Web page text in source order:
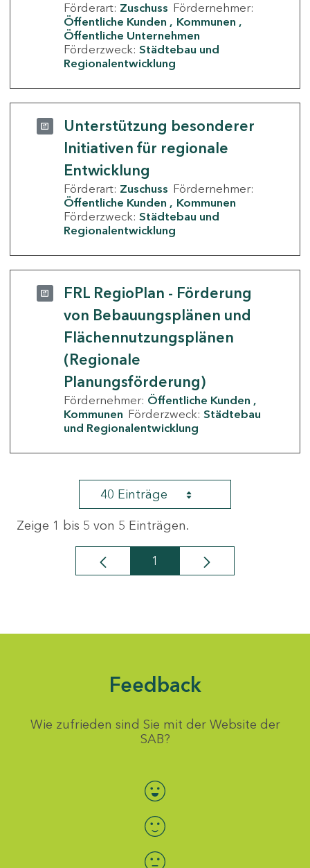
Förderart: Zuschuss Fördernehmer:
Öffentliche Kunden
Kommunen
Öffentliche Unternehmen
Förderzweck: Städtebau und
Regionalentwicklung
Unterstützung besonderer
Initiativen für regionale
Entwicklung
Förderart: Zuschuss Fördernehmer:
Öffentliche Kunden
Kommunen
Förderzweck: Städtebau und
Regionalentwicklung
FRL RegioPlan - Förderung
von Bebauungsplänen und
Flächennutzungsplänen
(Regionale
Planungsförderung)
Fördernehmer: Öffentliche Kunden
Kommunen Förderzweck: Städtebau
und Regionalentwicklung
40 Einträge
Zeige 1 bis 5 von 5 Einträgen.
Seite
1
Feedback
Wie zufrieden sind Sie mit der Website der
SAB?
Bewertung auswählen